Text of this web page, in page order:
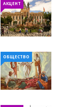
АКЦЕНТ
ОБЩЕСТВО